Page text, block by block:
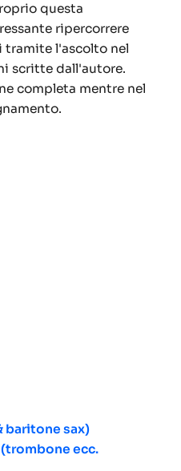
questa
ripercorrere
tramite l'ascolto nel
scritte dall'autore.
completa mentre nel
baritone sax)
ecc.